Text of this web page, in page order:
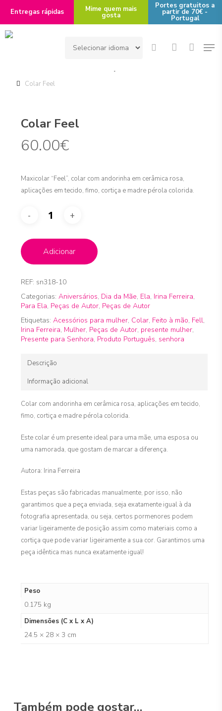
main
content
Entregas rápidas Mime quem mais
gosta
Portes gratuitos a
partir de 70€ -
Portugal
searchaccount
Colar Feel
Colar Feel
60.00€
Maxicolar “Feel”, colar com andorinha em cerâmica rosa,
aplicações em tecido, fimo, cortiça e madre pérola colorida.
Adicionar
REF: sn318-10
Categorias: Aniversários, Dia da Mãe, Ela, Irina Ferreira,
Para Ela, Peças de Autor, Peças de Autor
Etiquetas: Acessórios para mulher, Colar, Feito à mão, Fell,
Irina Ferreira, Mulher, Peças de Autor, presente mulher,
Presente para Senhora, Produto Português, senhora
Descrição
Informação adicional
Colar com andorinha em cerâmica rosa, aplicações em tecido,
fimo, cortiça e madre pérola colorida.
Este colar é um presente ideal para uma mãe, uma esposa ou
uma namorada, que gostam de marcar a diferença.
Autora: Irina Ferreira
Estas peças são fabricadas manualmente, por isso, não
garantimos que a peça enviada, seja exatamente igual à da
fotografia apresentada, ou seja, certos pormenores podem
variar ligeiramente de posição assim como materiais como a
cortiça que pode variar ligeiramente a sua cor. Garantimos uma
peça idêntica mas nunca exatamente igual!
Peso
0.175 kg
Dimensões (C x L x A)
24.5 × 28 × 3 cm
Também pode gostar…